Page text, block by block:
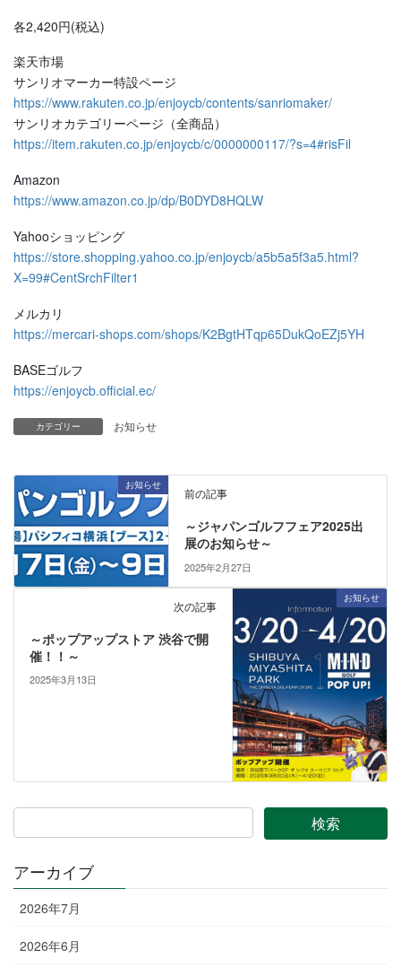
各2,420円(税込)
楽天市場
サンリオマーカー特設ページ
https://www.rakuten.co.jp/enjoycb/contents/sanriomaker/
サンリオカテゴリーページ（全商品）
https://item.rakuten.co.jp/enjoycb/c/0000000117/?s=4#risFil
Amazon
https://www.amazon.co.jp/dp/B0DYD8HQLW
Yahooショッピング
https://store.shopping.yahoo.co.jp/enjoycb/a5b5a5f3a5.html?
X=99#CentSrchFilter1
メルカリ
https://mercari-shops.com/shops/K2BgtHTqp65DukQoEZj5YH
BASEゴルフ
https://enjoycb.official.ec/
カテゴリー お知らせ
お知らせ
前の記事
～ジャパンゴルフフェア2025出
展のお知らせ～
2025年2月27日
お知らせ
次の記事
～ポップアップストア 渋谷で開
催！！～
2025年3月13日
アーカイブ
2026年7月
2026年6月